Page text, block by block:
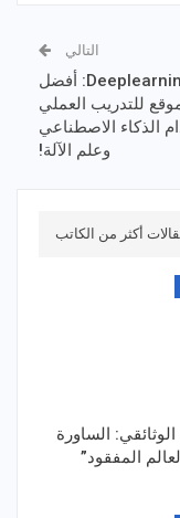
التالي
موقع Deeplearning: أفضل
للتدريب العملي
الذكاء الاصطناعي
وعلم الآلة!
أكثر من الكاتب
الوثائقي: الساورة
المفقود”